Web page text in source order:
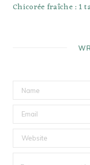
Chicorée fraîche : 1